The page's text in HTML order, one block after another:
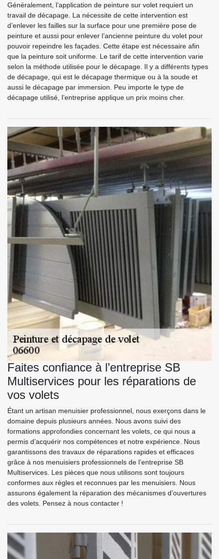
Généralement, l’application de peinture sur volet requiert un
travail de décapage. La nécessite de cette intervention est
d’enlever les failles sur la surface pour une première pose de
peinture et aussi pour enlever l’ancienne peinture du volet pour
pouvoir repeindre les façades. Cette étape est nécessaire afin
que la peinture soit uniforme. Le tarif de cette intervention varie
selon la méthode utilisée pour le décapage. Il y a différents types
de décapage, qui est le décapage thermique ou à la soude et
aussi le décapage par immersion. Peu importe le type de
décapage utilisé, l’entreprise applique un prix moins cher.
Faites confiance à l’entreprise SB
Multiservices pour les réparations de
vos volets
Étant un artisan menuisier professionnel, nous exerçons dans le
domaine depuis plusieurs années. Nous avons suivi des
formations approfondies concernant les volets, ce qui nous a
permis d’acquérir nos compétences et notre expérience. Nous
garantissons des travaux de réparations rapides et efficaces
grâce à nos menuisiers professionnels de l’entreprise SB
Multiservices. Les pièces que nous utilisons sont toujours
conformes aux règles et reconnues par les menuisiers. Nous
assurons également la réparation des mécanismes d’ouvertures
des volets. Pensez à nous contacter !